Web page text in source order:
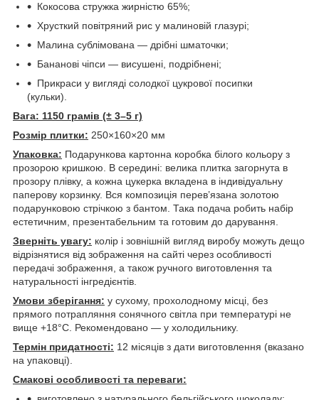
Кокосова стружка жирністю 65%;
Хрусткий повітряний рис у малиновій глазурі;
Малина сублімована — дрібні шматочки;
Бананові чіпси — висушені, подрібнені;
Прикраси у вигляді солодкої цукрової посипки
(кульки).
Вага: 1150 грамів (± 3–5 г)
Розмір плитки: 250×160×20 мм
Упаковка: Подарункова картонна коробка білого кольору з
прозорою кришкою. В середині: велика плитка загорнута в
прозору плівку, а кожна цукерка вкладена в індивідуальну
паперову корзинку. Вся композиція перев’язана золотою
подарунковою стрічкою з бантом. Така подача робить набір
естетичним, презентабельним та готовим до дарування.
Зверніть увагу: колір і зовнішній вигляд виробу можуть дещо
відрізнятися від зображення на сайті через особливості
передачі зображення, а також ручного виготовлення та
натуральності інгредієнтів.
Умови зберігання: у сухому, прохолодному місці, без
прямого потрапляння сонячного світла при температурі не
вище +18°C. Рекомендовано — у холодильнику.
Термін придатності: 12 місяців з дати виготовлення (вказано
на упаковці).
Смакові особливості та переваги: